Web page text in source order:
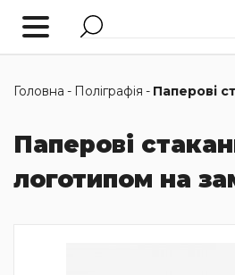
Головна - Поліграфія - Паперові
Паперові
логотипом на